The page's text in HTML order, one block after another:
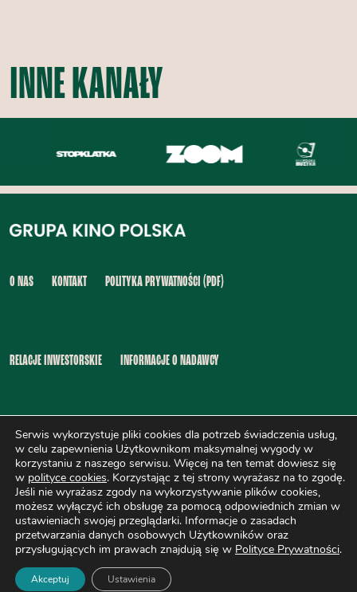
INNE KANAŁY
O NAS KONTAKT POLITYKA PRYWATNOŚCI (PDF)
RELACJE INWESTORSKIE INFORMACJE O NADAWCY
INFORMACJA O DOSTĘPNOŚCI (PDF) SYGNALIŚCI (PDF)
AKT O WOLNOŚCI MEDIÓW
Serwis wykorzystuje pliki cookies dla potrzeb świadczenia usług,
w celu zapewnienia Użytkownikom maksymalnej wygody w
korzystaniu z naszego serwisu. Więcej na ten temat dowiesz się
w polityce cookies. Korzystając z tej strony wyrażasz na to zgodę.
Jeśli nie wyrażasz zgody na wykorzystywanie plików cookies,
możesz wyłączyć ich obsługę za pomocą odpowiednich zmian w
ustawieniach swojej przeglądarki. Informacje o zasadach
przetwarzania danych osobowych Użytkowników oraz
przysługujących im prawach znajdują się w Polityce Prywatności.
Akceptuj Ustawienia